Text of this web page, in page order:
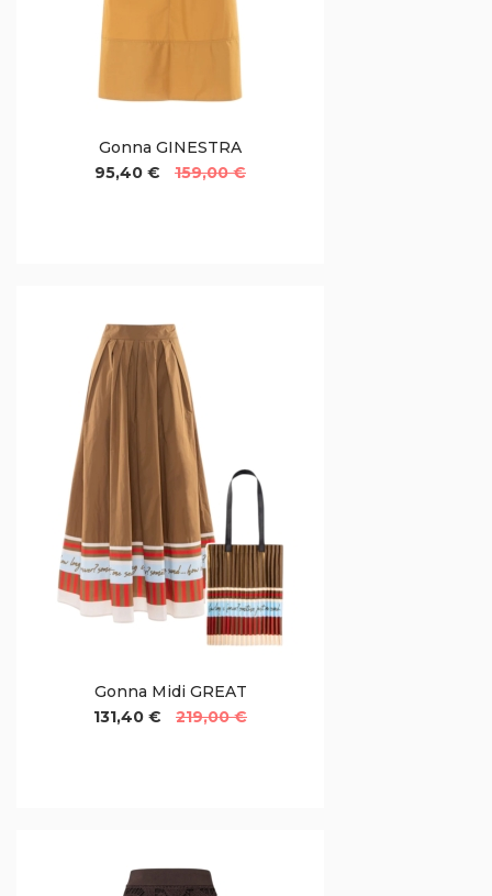
Gonna GINESTRA
95,40 €
159,00 €
Gonna Midi GREAT
131,40 €
219,00 €